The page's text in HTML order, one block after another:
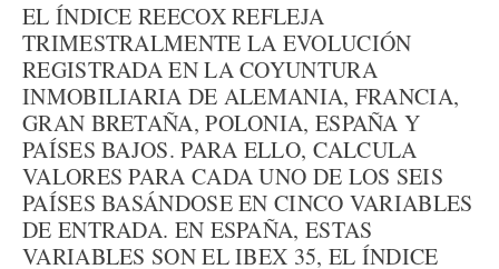
EL ÍNDICE REECOX REFLEJA
TRIMESTRALMENTE LA EVOLUCIÓN
REGISTRADA EN LA COYUNTURA
INMOBILIARIA DE ALEMANIA, FRANCIA,
GRAN BRETAÑA, POLONIA, ESPAÑA Y
PAÍSES BAJOS. PARA ELLO, CALCULA
VALORES PARA CADA UNO DE LOS SEIS
PAÍSES BASÁNDOSE EN CINCO VARIABLES
DE ENTRADA. EN ESPAÑA, ESTAS
VARIABLES SON EL IBEX 35, EL ÍNDICE